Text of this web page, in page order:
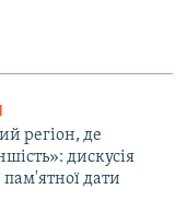
регіон, де
дискусія
пам'ятної дати